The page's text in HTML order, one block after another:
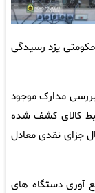
حکومتی یزد رسیدگی
مدارک موجود
ضبط کالای کشف شده
میلیارد و ۵۵۱ میلیون ریال جزای نقدی معادل
آوری دستگاه های